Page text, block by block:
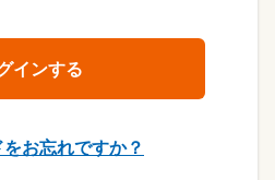
お忘れですか？